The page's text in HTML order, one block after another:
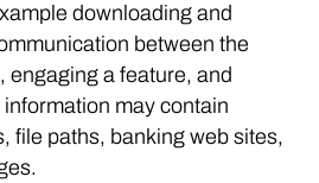
downloading and
between the
engaging a feature, and
may contain
file paths, banking web sites,